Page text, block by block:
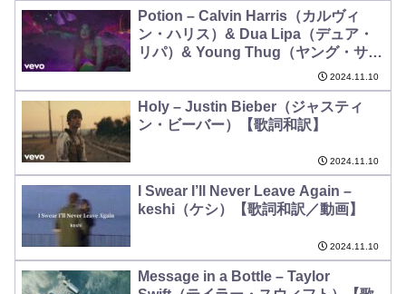
Potion – Calvin Harris（カルヴィ
ン・ハリス）& Dua Lipa（デュア・
リパ）& Young Thug（ヤング・サ
2024.11.10
Holy – Justin Bieber（ジャスティ
ン・ビーバー）【歌詞和訳】
2024.11.10
I Swear I’ll Never Leave Again –
keshi（ケシ）【歌詞和訳／動画】
2024.11.10
Message in a Bottle – Taylor